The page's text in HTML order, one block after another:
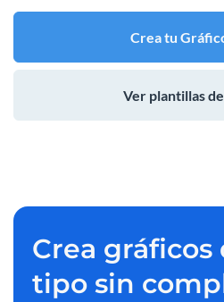
Crea tu
Ver plantillas
Crea gráficos
tipo sin